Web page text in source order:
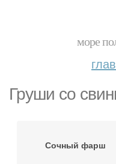
море
Груши со
Сочный фарш